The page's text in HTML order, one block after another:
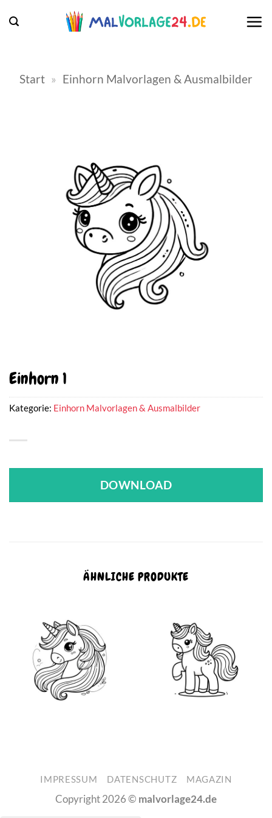
Inhalt
Start » Einhorn Malvorlagen & Ausmalbilder
Einhorn 1
DOWNLOAD
Kategorie: Einhorn Malvorlagen & Ausmalbilder
ÄHNLICHE PRODUKTE
IMPRESSUM DATENSCHUTZ MAGAZIN
Copyright 2026 © malvorlage24.de